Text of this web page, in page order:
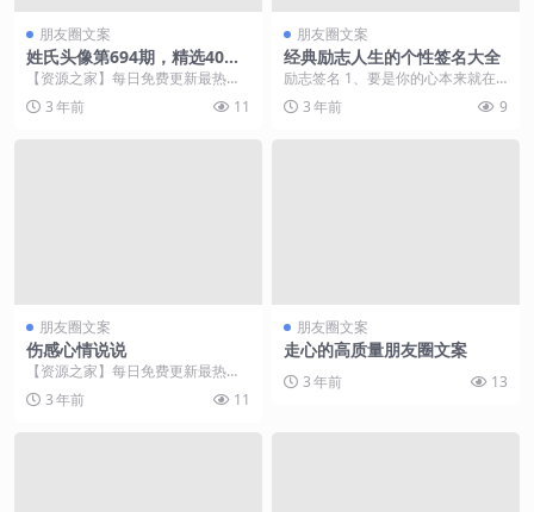
朋友圈文案
姓氏头像第694期，精选40张
励志大气签名头像，有你的名
字吗
【资源之家】每日免费更新最热门
的副业项目资源 大家好，我是明
煊。 每天更新创意壁...
3 年前 11
朋友圈文案
经典励志人生的个性签名大全
励志签名 1、要是你的心本来就在
燃烧，那么一旦需要，掏出来就可
以当火把。 2、一...
3 年前 9
朋友圈文案
伤感心情说说
【资源之家】每日免费更新最热门
的副业项目资源 1、生命中最伟大
的光辉不是永不坠落...
3 年前 11
朋友圈文案
走心的高质量朋友圈文案
3 年前 13